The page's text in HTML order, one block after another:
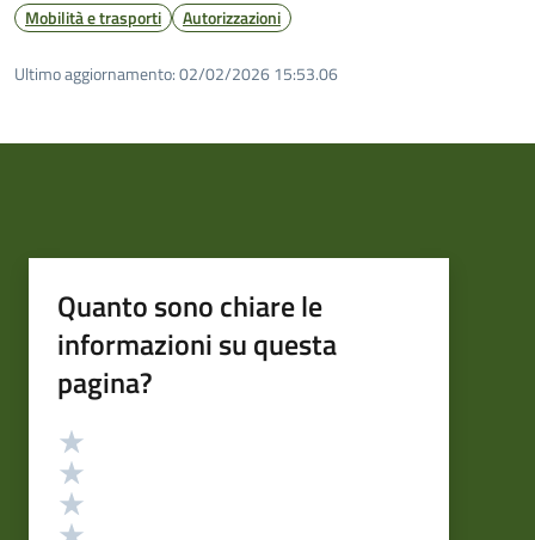
Mobilità e trasporti Autorizzazioni
Ultimo aggiornamento:02/02/2026 15:53.06
Quanto sono chiare le
informazioni su questa
pagina?
Valutazione